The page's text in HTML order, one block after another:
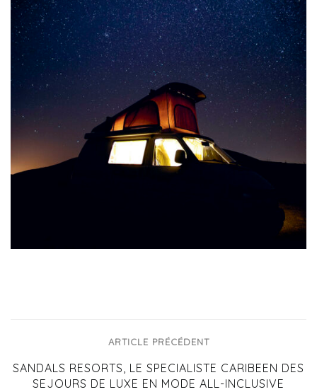
ARTICLE PRÉCÉDENT
SANDALS RESORTS, LE SPECIALISTE CARIBEEN DES
SEJOURS DE LUXE EN MODE ALL-INCLUSIVE